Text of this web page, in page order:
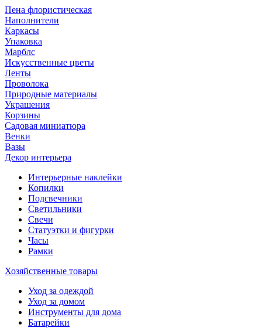
Пена флористическая
Наполнители
Каркасы
Упаковка
Марблс
Искусственные цветы
Ленты
Проволока
Природные материалы
Украшения
Корзины
Садовая миниатюра
Венки
Вазы
Декор интерьера
Интерьерные наклейки
Копилки
Подсвечники
Светильники
Свечи
Статуэтки и фигурки
Часы
Рамки
Хозяйственные товары
Уход за одеждой
Уход за домом
Инструменты для дома
Батарейки